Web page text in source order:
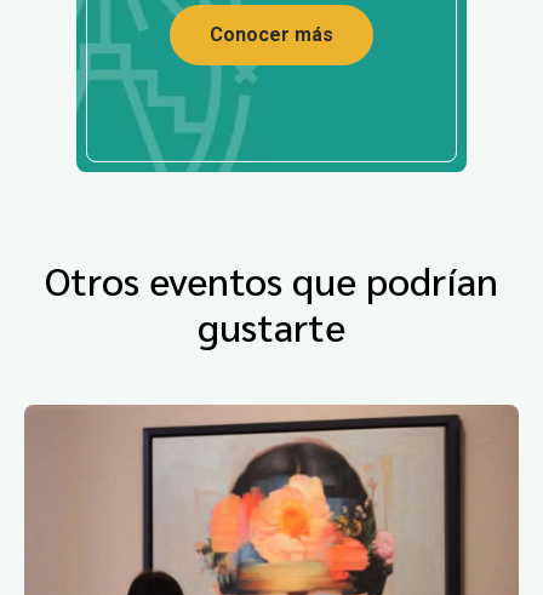
Conocer más
Otros eventos que podrían
gustarte